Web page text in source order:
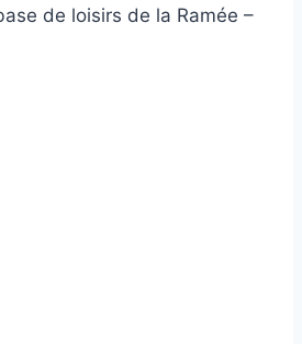
de loisirs de la Ramée –